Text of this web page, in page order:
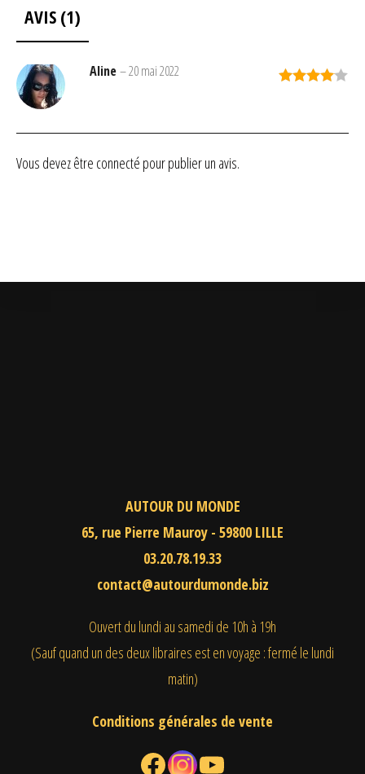
AVIS (1)
Aline–20 mai 2022
Vous devez être connecté pour publier un avis.
AUTOUR DU MONDE
65, rue Pierre Mauroy - 59800 LILLE
03.20.78.19.33
contact@autourdumonde.biz
Ouvert du lundi au samedi de 10h à 19h
(Sauf quand un des deux libraires est en voyage : fermé le lundi
matin)
Conditions générales de vente
Facebook Instagram YouTube